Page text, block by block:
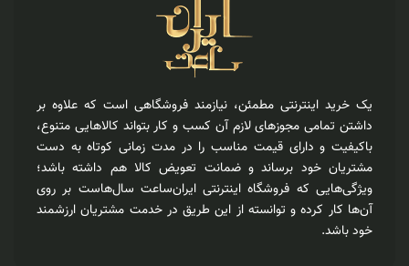
یک خرید اینترنتی مطمئن، نیازمند فروشگاهی است که علاوه بر
داشتن تمامی مجوزهای لازم آن کسب و کار بتواند کالاهایی متنوع،
باکیفیت و دارای قیمت مناسب را در مدت زمانی کوتاه به دست
مشتریان خود برساند و ضمانت تعویض کالا هم داشته باشد؛
ویژگی‌هایی که فروشگاه اینترنتی ایران‌ساعت سال‌هاست بر روی
آن‌ها کار کرده و توانسته از این طریق در خدمت مشتریان ارزشمند
خود باشد.